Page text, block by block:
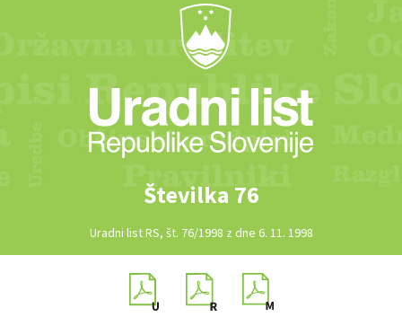
Številka 76
Uradni list RS, št. 76/1998 z dne 6. 11. 1998